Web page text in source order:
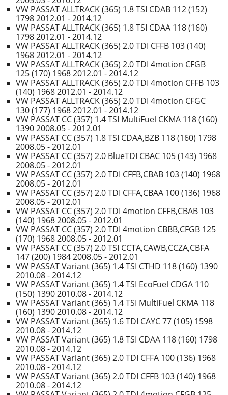
VW PASSAT ALLTRACK (365) 1.8 TSI CDAB 112 (152)
1798 2012.01 - 2014.12
VW PASSAT ALLTRACK (365) 1.8 TSI CDAA 118 (160)
1798 2012.01 - 2014.12
VW PASSAT ALLTRACK (365) 2.0 TDI CFFB 103 (140)
1968 2012.01 - 2014.12
VW PASSAT ALLTRACK (365) 2.0 TDI 4motion CFGB
125 (170) 1968 2012.01 - 2014.12
VW PASSAT ALLTRACK (365) 2.0 TDI 4motion CFFB 103
(140) 1968 2012.01 - 2014.12
VW PASSAT ALLTRACK (365) 2.0 TDI 4motion CFGC
130 (177) 1968 2012.01 - 2014.12
VW PASSAT CC (357) 1.4 TSI MultiFuel CKMA 118 (160)
1390 2008.05 - 2012.01
VW PASSAT CC (357) 1.8 TSI CDAA,BZB 118 (160) 1798
2008.05 - 2012.01
VW PASSAT CC (357) 2.0 BlueTDI CBAC 105 (143) 1968
2008.05 - 2012.01
VW PASSAT CC (357) 2.0 TDI CFFB,CBAB 103 (140) 1968
2008.05 - 2012.01
VW PASSAT CC (357) 2.0 TDI CFFA,CBAA 100 (136) 1968
2008.05 - 2012.01
VW PASSAT CC (357) 2.0 TDI 4motion CFFB,CBAB 103
(140) 1968 2008.05 - 2012.01
VW PASSAT CC (357) 2.0 TDI 4motion CBBB,CFGB 125
(170) 1968 2008.05 - 2012.01
VW PASSAT CC (357) 2.0 TSI CCTA,CAWB,CCZA,CBFA
147 (200) 1984 2008.05 - 2012.01
VW PASSAT Variant (365) 1.4 TSI CTHD 118 (160) 1390
2010.08 - 2014.12
VW PASSAT Variant (365) 1.4 TSI EcoFuel CDGA 110
(150) 1390 2010.08 - 2014.12
VW PASSAT Variant (365) 1.4 TSI MultiFuel CKMA 118
(160) 1390 2010.08 - 2014.12
VW PASSAT Variant (365) 1.6 TDI CAYC 77 (105) 1598
2010.08 - 2014.12
VW PASSAT Variant (365) 1.8 TSI CDAA 118 (160) 1798
2010.08 - 2014.12
VW PASSAT Variant (365) 2.0 TDI CFFA 100 (136) 1968
2010.08 - 2014.12
VW PASSAT Variant (365) 2.0 TDI CFFB 103 (140) 1968
2010.08 - 2014.12